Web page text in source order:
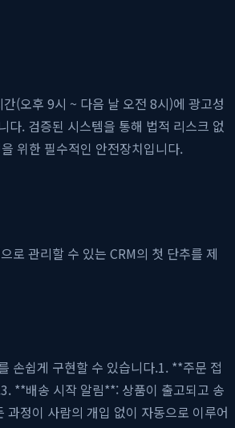
(오후 9시 ~ 다음 날 오전 8시)에 광고성
다. 검증된 시스템을 통해 법적 리스크 없
위한 필수적인 안전장치입니다.
로 관리할 수 있는 CRM의 첫 단추를 제
손쉽게 구현할 수 있습니다.1. **주문 접
**배송 시작 알림**: 상품이 출고되고 송
정이 사람의 개입 없이 자동으로 이루어